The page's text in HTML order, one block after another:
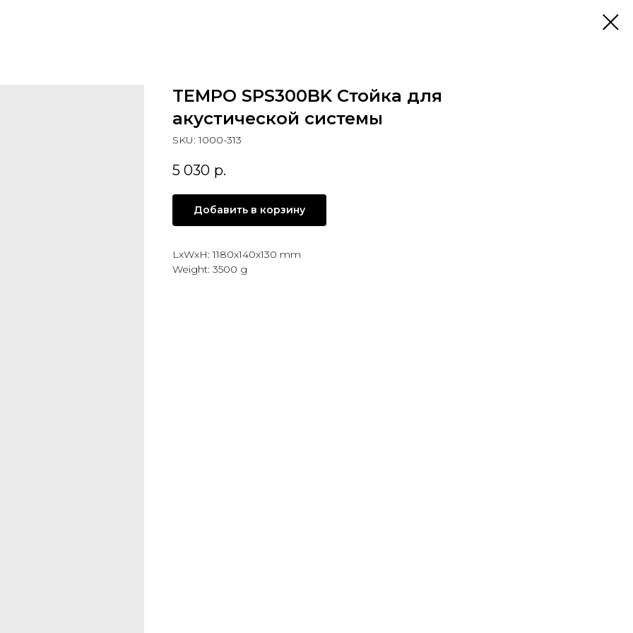
TEMPO SPS300BK Стойка для
акустической системы
SKU:1000-313
5 030 р.
Добавить в корзину
LxWxH: 1180x140x130 mm
Weight: 3500 g